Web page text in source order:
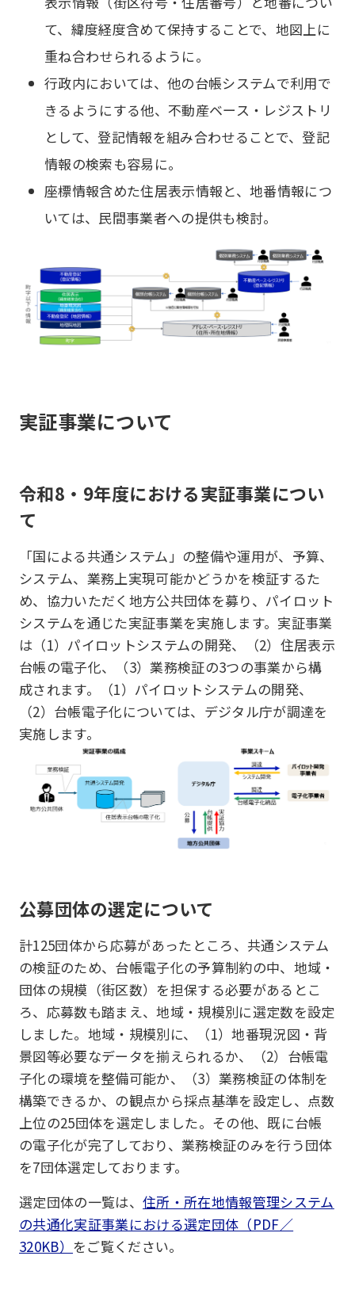
て、緯度経度含めて保持することで、地図上に
重ね合わせられるように。
行政内においては、他の台帳システムで利用で
きるようにする他、不動産ベース・レジストリ
として、登記情報を組み合わせることで、登記
情報の検索も容易に。
座標情報含めた住居表示情報と、地番情報につ
いては、民間事業者への提供も検討。
実証事業について
令和8・9年度における実証事業につい
て
「国による共通システム」の整備や運用が、予算、
システム、業務上実現可能かどうかを検証するた
め、協力いただく地方公共団体を募り、パイロット
システムを通じた実証事業を実施します。実証事業
は（1）パイロットシステムの開発、（2）住居表示
台帳の電子化、（3）業務検証の3つの事業から構
成されます。（1）パイロットシステムの開発、
（2）台帳電子化については、デジタル庁が調達を
実施します。
公募団体の選定について
計125団体から応募があったところ、共通システム
の検証のため、台帳電子化の予算制約の中、地域・
団体の規模（街区数）を担保する必要があるとこ
ろ、応募数も踏まえ、地域・規模別に選定数を設定
しました。地域・規模別に、（1）地番現況図・背
景図等必要なデータを揃えられるか、（2）台帳電
子化の環境を整備可能か、（3）業務検証の体制を
構築できるか、の観点から採点基準を設定し、点数
上位の25団体を選定しました。その他、既に台帳
の電子化が完了しており、業務検証のみを行う団体
を7団体選定しております。
選定団体の一覧は、住所・所在地情報管理システム
の共通化実証事業における選定団体（PDF／
320KB） をご覧ください。